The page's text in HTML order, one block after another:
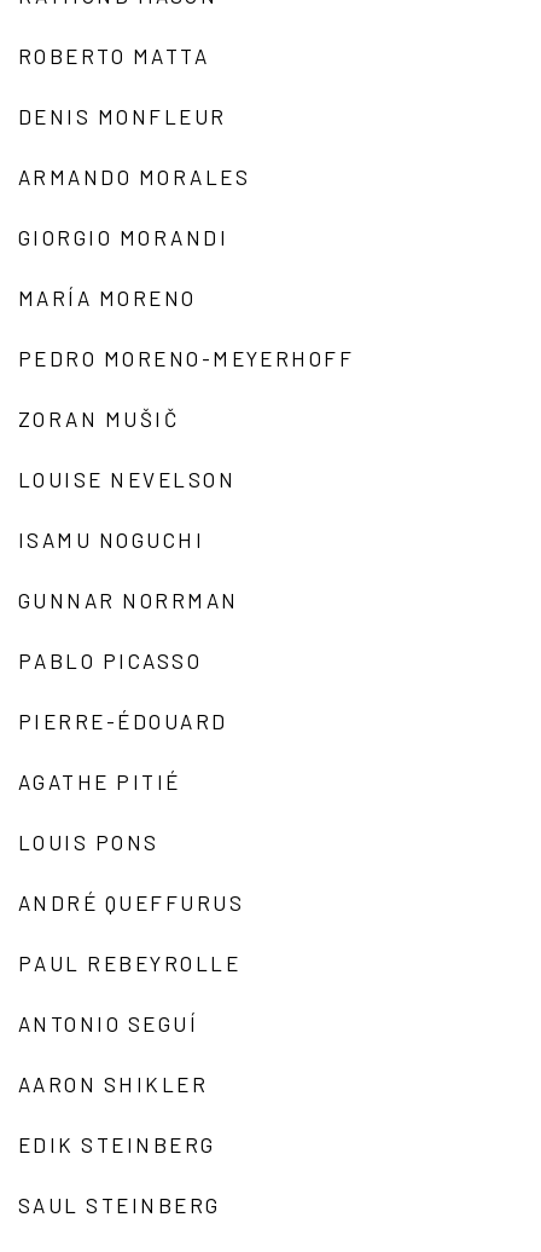
ROBERTO MATTA
DENIS MONFLEUR
ARMANDO MORALES
GIORGIO MORANDI
MARÍA MORENO
PEDRO MORENO-MEYERHOFF
ZORAN MUŠIČ
LOUISE NEVELSON
ISAMU NOGUCHI
GUNNAR NORRMAN
PABLO PICASSO
PIERRE-ÉDOUARD
AGATHE PITIÉ
LOUIS PONS
ANDRÉ QUEFFURUS
PAUL REBEYROLLE
ANTONIO SEGUÍ
AARON SHIKLER
EDIK STEINBERG
SAUL STEINBERG